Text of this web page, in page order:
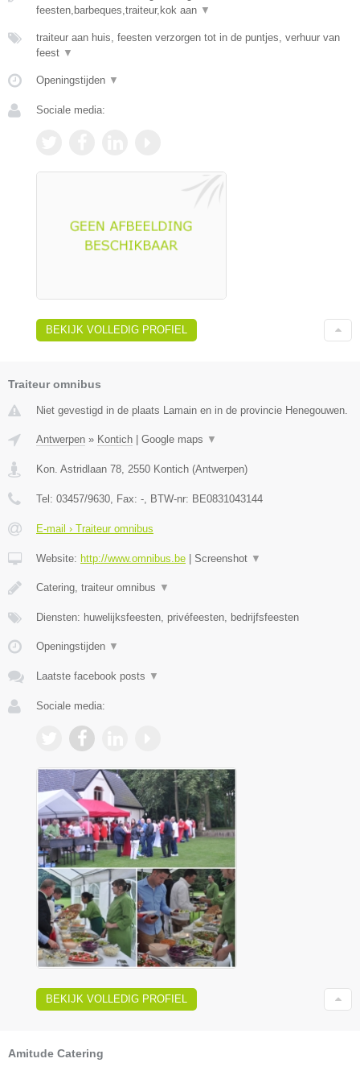
feesten,barbeques,traiteur,kok aan ▼
traiteur aan huis, feesten verzorgen tot in de puntjes, verhuur van
feest ▼
Openingstijden ▼
Sociale media:
BEKIJK VOLLEDIG PROFIEL
Traiteur omnibus
Niet gevestigd in de plaats Lamain en in de provincie Henegouwen.
Antwerpen » Kontich Google maps ▼
Kon. Astridlaan 78 2550 Kontich (Antwerpen)
Tel: 03457/9630 , Fax: - , BTW-nr: BE0831043144
E-mail › Traiteur omnibus
Website: http://www.omnibus.be Screenshot ▼
Catering, traiteur omnibus ▼
Diensten: huwelijksfeesten, privéfeesten, bedrijfsfeesten
Openingstijden ▼
Laatste facebook posts ▼
Sociale media:
BEKIJK VOLLEDIG PROFIEL
Amitude Catering